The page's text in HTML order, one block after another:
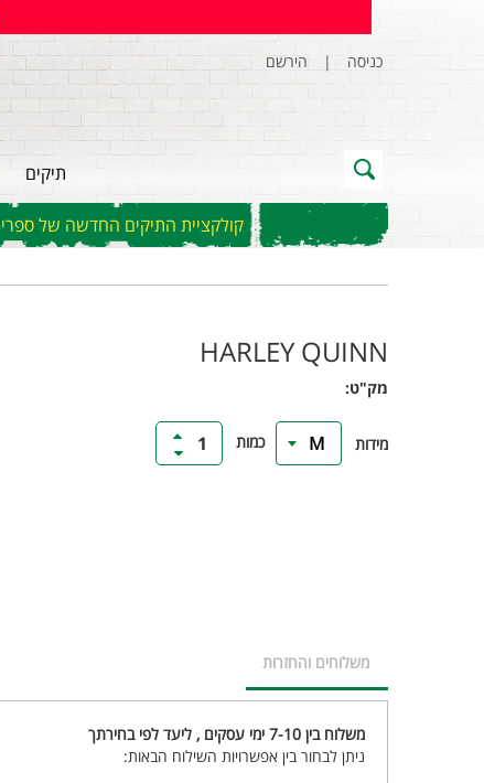
כניסה | הירשם
תיקים
קולקציית התיקים החדשה של
HARLEY QUINN
מק"ט:
מידות M כמות 1
משלוחים והחזרות
משלוח בין 7-10 ימי עסקים , ליעד לפי בחירתך
ניתן לבחור בין אפשרויות השילוח הבאות: